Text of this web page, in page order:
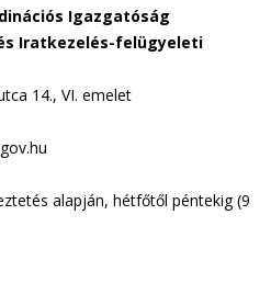
Igazgatóság
Iratkezelés-felügyeleti
14., VI. emelet
alapján, hétfőtől péntekig (9